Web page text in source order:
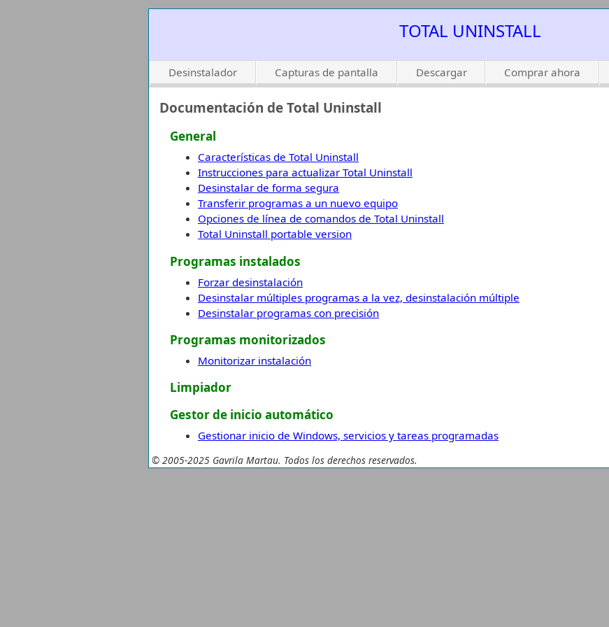
TOTAL UNINSTALL
Desinstalador Capturas de pantalla Descargar Comprar ahora
Documentación de Total Uninstall
General
Características de Total Uninstall
Instrucciones para actualizar Total Uninstall
Desinstalar de forma segura
Transferir programas a un nuevo equipo
Opciones de línea de comandos de Total Uninstall
Total Uninstall portable version
Programas instalados
Forzar desinstalación
Desinstalar múltiples programas a la vez, desinstalación múltiple
Desinstalar programas con precisión
Programas monitorizados
Monitorizar instalación
Limpiador
Gestor de inicio automático
Gestionar inicio de Windows, servicios y tareas programadas
© 2005-2025 Gavrila Martau. Todos los derechos reservados.